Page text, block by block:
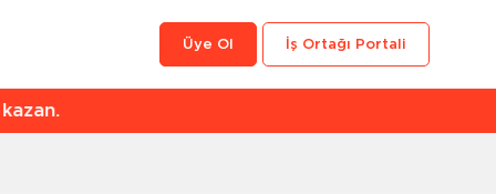
İş Ortağı Portali
Üye Ol